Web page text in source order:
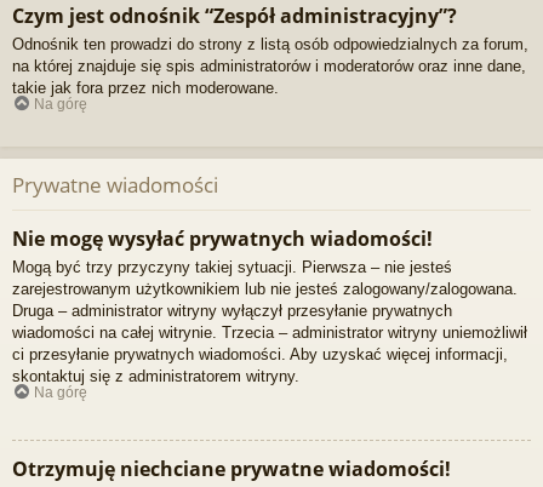
Czym jest odnośnik “Zespół administracyjny”?
Odnośnik ten prowadzi do strony z listą osób odpowiedzialnych za forum,
na której znajduje się spis administratorów i moderatorów oraz inne dane,
takie jak fora przez nich moderowane.
Na górę
Prywatne wiadomości
Nie mogę wysyłać prywatnych wiadomości!
Mogą być trzy przyczyny takiej sytuacji. Pierwsza – nie jesteś
zarejestrowanym użytkownikiem lub nie jesteś zalogowany/zalogowana.
Druga – administrator witryny wyłączył przesyłanie prywatnych
wiadomości na całej witrynie. Trzecia – administrator witryny uniemożliwił
ci przesyłanie prywatnych wiadomości. Aby uzyskać więcej informacji,
skontaktuj się z administratorem witryny.
Na górę
Otrzymuję niechciane prywatne wiadomości!